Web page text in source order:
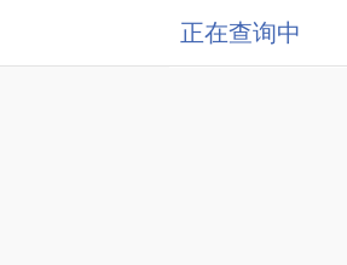
正在查询中